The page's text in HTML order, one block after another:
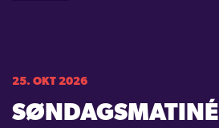
25. OKT 2026
SØNDAGSMATINÉ